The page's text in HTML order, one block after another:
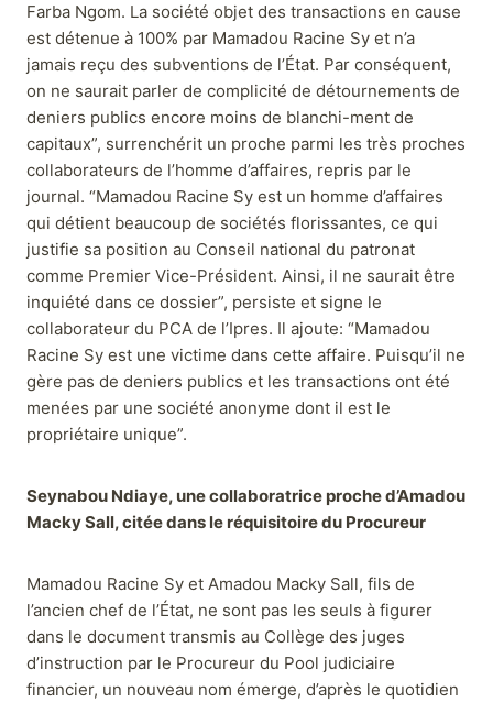
Farba Ngom. La société objet des transactions en cause
est détenue à 100% par Mamadou Racine Sy et n’a
jamais reçu des subventions de l’État. Par conséquent,
on ne saurait parler de complicité de détournements de
deniers publics encore moins de blanchi-ment de
capitaux”, surrenchérit un proche parmi les très proches
collaborateurs de l’homme d’affaires, repris par le
journal. “Mamadou Racine Sy est un homme d’affaires
qui détient beaucoup de sociétés florissantes, ce qui
justifie sa position au Conseil national du patronat
comme Premier Vice-Président. Ainsi, il ne saurait être
inquiété dans ce dossier”, persiste et signe le
collaborateur du PCA de l’Ipres. Il ajoute: “Mamadou
Racine Sy est une victime dans cette affaire. Puisqu’il ne
gère pas de deniers publics et les transactions ont été
menées par une société anonyme dont il est le
propriétaire unique”.
Seynabou Ndiaye, une collaboratrice proche d’Amadou
Macky Sall, citée dans le réquisitoire du Procureur
Mamadou Racine Sy et Amadou Macky Sall, fils de
l’ancien chef de l’État, ne sont pas les seuls à figurer
dans le document transmis au Collège des juges
d’instruction par le Procureur du Pool judiciaire
financier, un nouveau nom émerge, d’après le quotidien